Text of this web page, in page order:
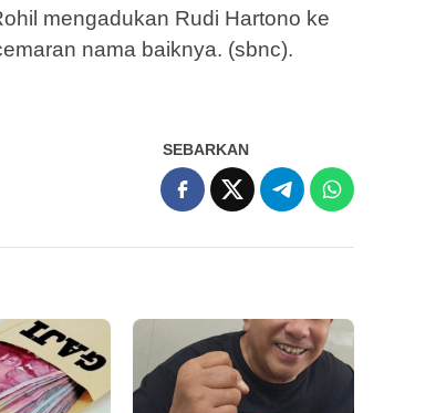
mengadukan Rudi Hartono ke
nama baiknya. (sbnc).
SEBARKAN